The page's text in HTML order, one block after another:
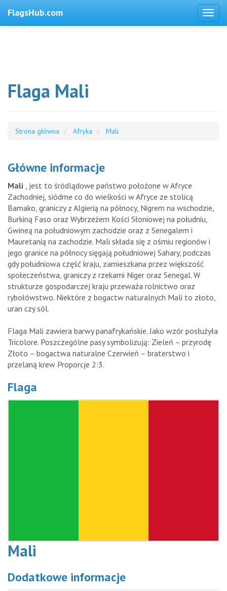
FlagsHub.com
Flaga Mali
Strona główna Afryka Mali
Główne informacje
Mali , jest to śródlądowe państwo położone w Afryce
Zachodniej, siódme co do wielkości w Afryce ze stolicą
Bamako, graniczy z Algierią na północy, Nigrem na wschodzie,
Burkiną Faso oraz Wybrzeżem Kości Słoniowej na południu,
Gwineą na południowym zachodzie oraz z Senegalem i
Mauretanią na zachodzie. Mali składa się z ośmiu regionów i
jego granice na północy sięgają południowej Sahary, podczas
gdy południowa część kraju, zamieszkana przez większość
społeczeństwa, graniczy z rzekami Niger oraz Senegal. W
strukturze gospodarczej kraju przeważa rolnictwo oraz
rybołówstwo. Niektóre z bogactw naturalnych Mali to złoto,
uran czy sól.
Flaga Mali zawiera barwy panafrykańskie. Jako wzór posłużyła
Tricolore. Poszczególne pasy symbolizują: Zieleń – przyrodę
Złoto – bogactwa naturalne Czerwień – braterstwo i
przelaną krew Proporcje 2:3.
Flaga
Mali
Dodatkowe informacje